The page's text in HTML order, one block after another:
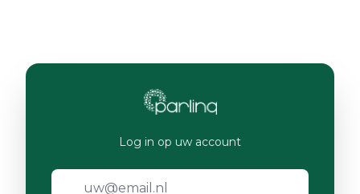
Log in op uw account